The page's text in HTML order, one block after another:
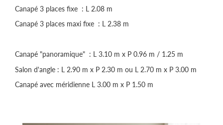
Canapé 3 places fixe : L 2.08 m
Canapé 3 places maxi fixe : L 2.38 m
Canapé "panoramique" : L 3.10 m x P 0.96 m / 1.25 m
Salon d'angle : L 2.90 m x P 2.30 m ou L 2.70 m x P 3.00 m
Canapé avec méridienne L 3.00 m x P 1.50 m